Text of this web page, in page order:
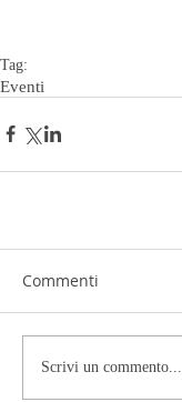
Tag:
Eventi
Commenti
Scrivi un commento...